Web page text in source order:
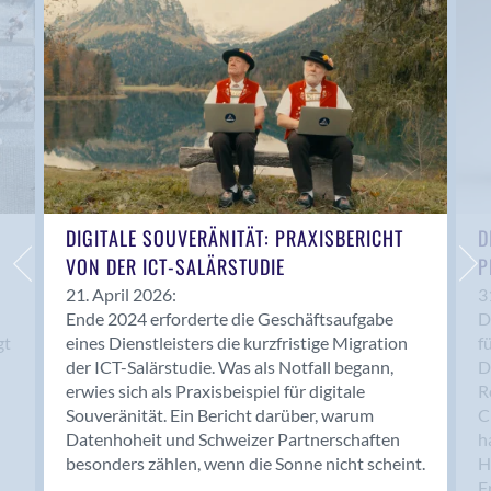
Anwil
Appenzell
Au SG
Baar
Baden
Balsthal
Balzers
Basel
Bassersdorf
Belp
Bendern
Benken (SG)
Bergdietikon
Berlin
Bern
Bern - Liebefeld
DIGITALE SOUVERÄNITÄT: PRAXISBERICHT
VON DER ICT-SALÄRSTUDIE
21. April 2026:
Ende 2024 erforderte die Geschäftsaufgabe
eines Dienstleisters die kurzfristige Migration
der ICT-Salärstudie. Was als Notfall begann,
erwies sich als Praxisbeispiel für digitale
Souveränität. Ein Bericht darüber, warum
Datenhoheit und Schweizer Partnerschaften
besonders zählen, wenn die Sonne nicht scheint.